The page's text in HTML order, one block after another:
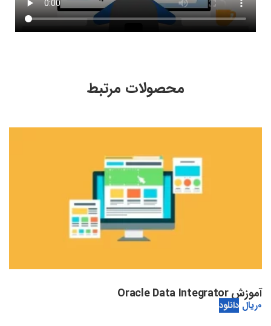
محصولات مرتبط
آموزش Oracle Data Integrator
0ریال دانلود